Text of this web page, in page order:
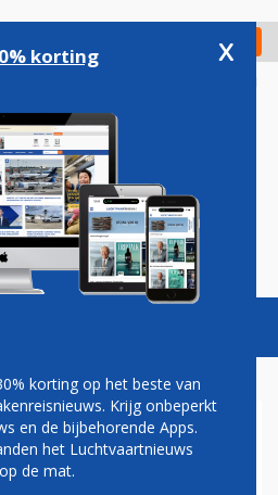
Check in
Podcasts Vacatures
korting x
korting op het beste van
Krijg onbeperkt
en de bijbehorende Apps.
het Luchtvaartnieuws
de mat.